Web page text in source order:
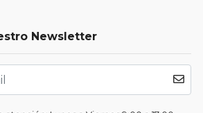
Newsletter